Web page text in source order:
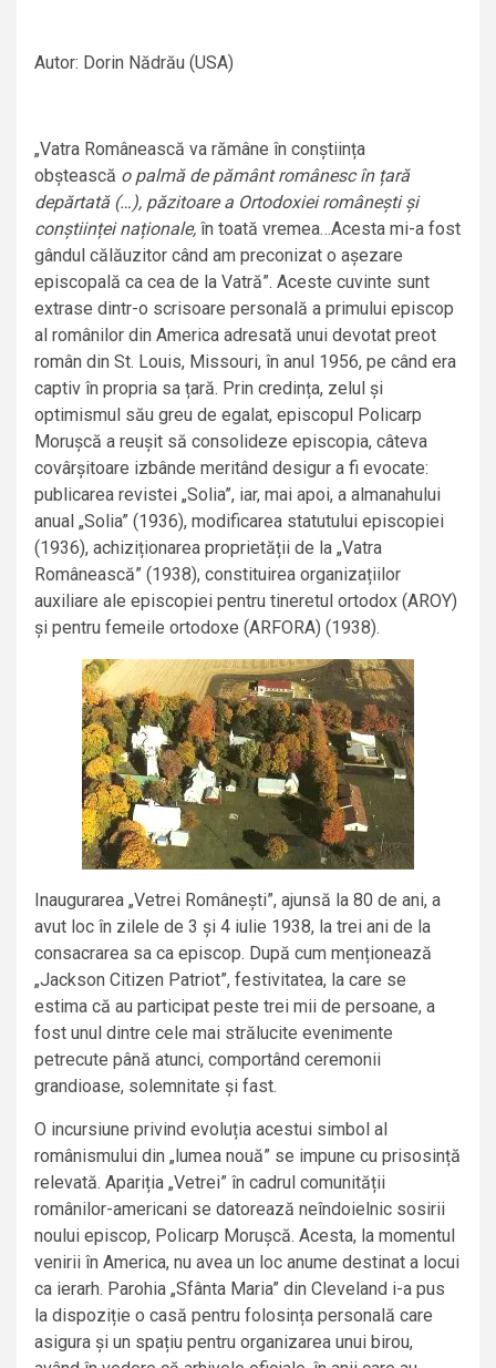
Autor: Dorin Nădrău (USA)
„Vatra Românească va rămâne în conștiința
obștească o palmă de pământ românesc în țară
depărtată (…), păzitoare a Ortodoxiei românești și
conștiinței naționale, în toată vremea…Acesta mi-a fost
gândul călăuzitor când am preconizat o așezare
episcopală ca cea de la Vatră”. Aceste cuvinte sunt
extrase dintr-o scrisoare personală a primului episcop
al românilor din America adresată unui devotat preot
român din St. Louis, Missouri, în anul 1956, pe când era
captiv în propria sa țară. Prin credința, zelul și
optimismul său greu de egalat, episcopul Policarp
Morușcă a reușit să consolideze episcopia, câteva
covârșitoare izbânde meritând desigur a fi evocate:
publicarea revistei „Solia”, iar, mai apoi, a almanahului
anual „Solia” (1936), modificarea statutului episcopiei
(1936), achiziționarea proprietății de la „Vatra
Românească” (1938), constituirea organizațiilor
auxiliare ale episcopiei pentru tineretul ortodox (AROY)
și pentru femeile ortodoxe (ARFORA) (1938).
Inaugurarea „Vetrei Românești”, ajunsă la 80 de ani, a
avut loc în zilele de 3 și 4 iulie 1938, la trei ani de la
consacrarea sa ca episcop. După cum menționează
„Jackson Citizen Patriot”, festivitatea, la care se
estima că au participat peste trei mii de persoane, a
fost unul dintre cele mai strălucite evenimente
petrecute până atunci, comportând ceremonii
grandioase, solemnitate și fast.
O incursiune privind evoluția acestui simbol al
românismului din „lumea nouă” se impune cu prisosință
relevată. Apariția „Vetrei” în cadrul comunității
românilor-americani se datorează neîndoielnic sosirii
noului episcop, Policarp Morușcă. Acesta, la momentul
venirii în America, nu avea un loc anume destinat a locui
ca ierarh. Parohia „Sfânta Maria” din Cleveland i-a pus
la dispoziție o casă pentru folosința personală care
asigura și un spațiu pentru organizarea unui birou,